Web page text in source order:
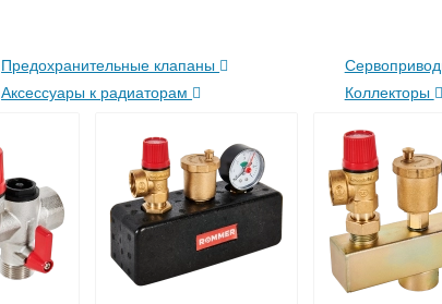
Предохранительные клапаны
Аксессуары к радиаторам Коллекторы